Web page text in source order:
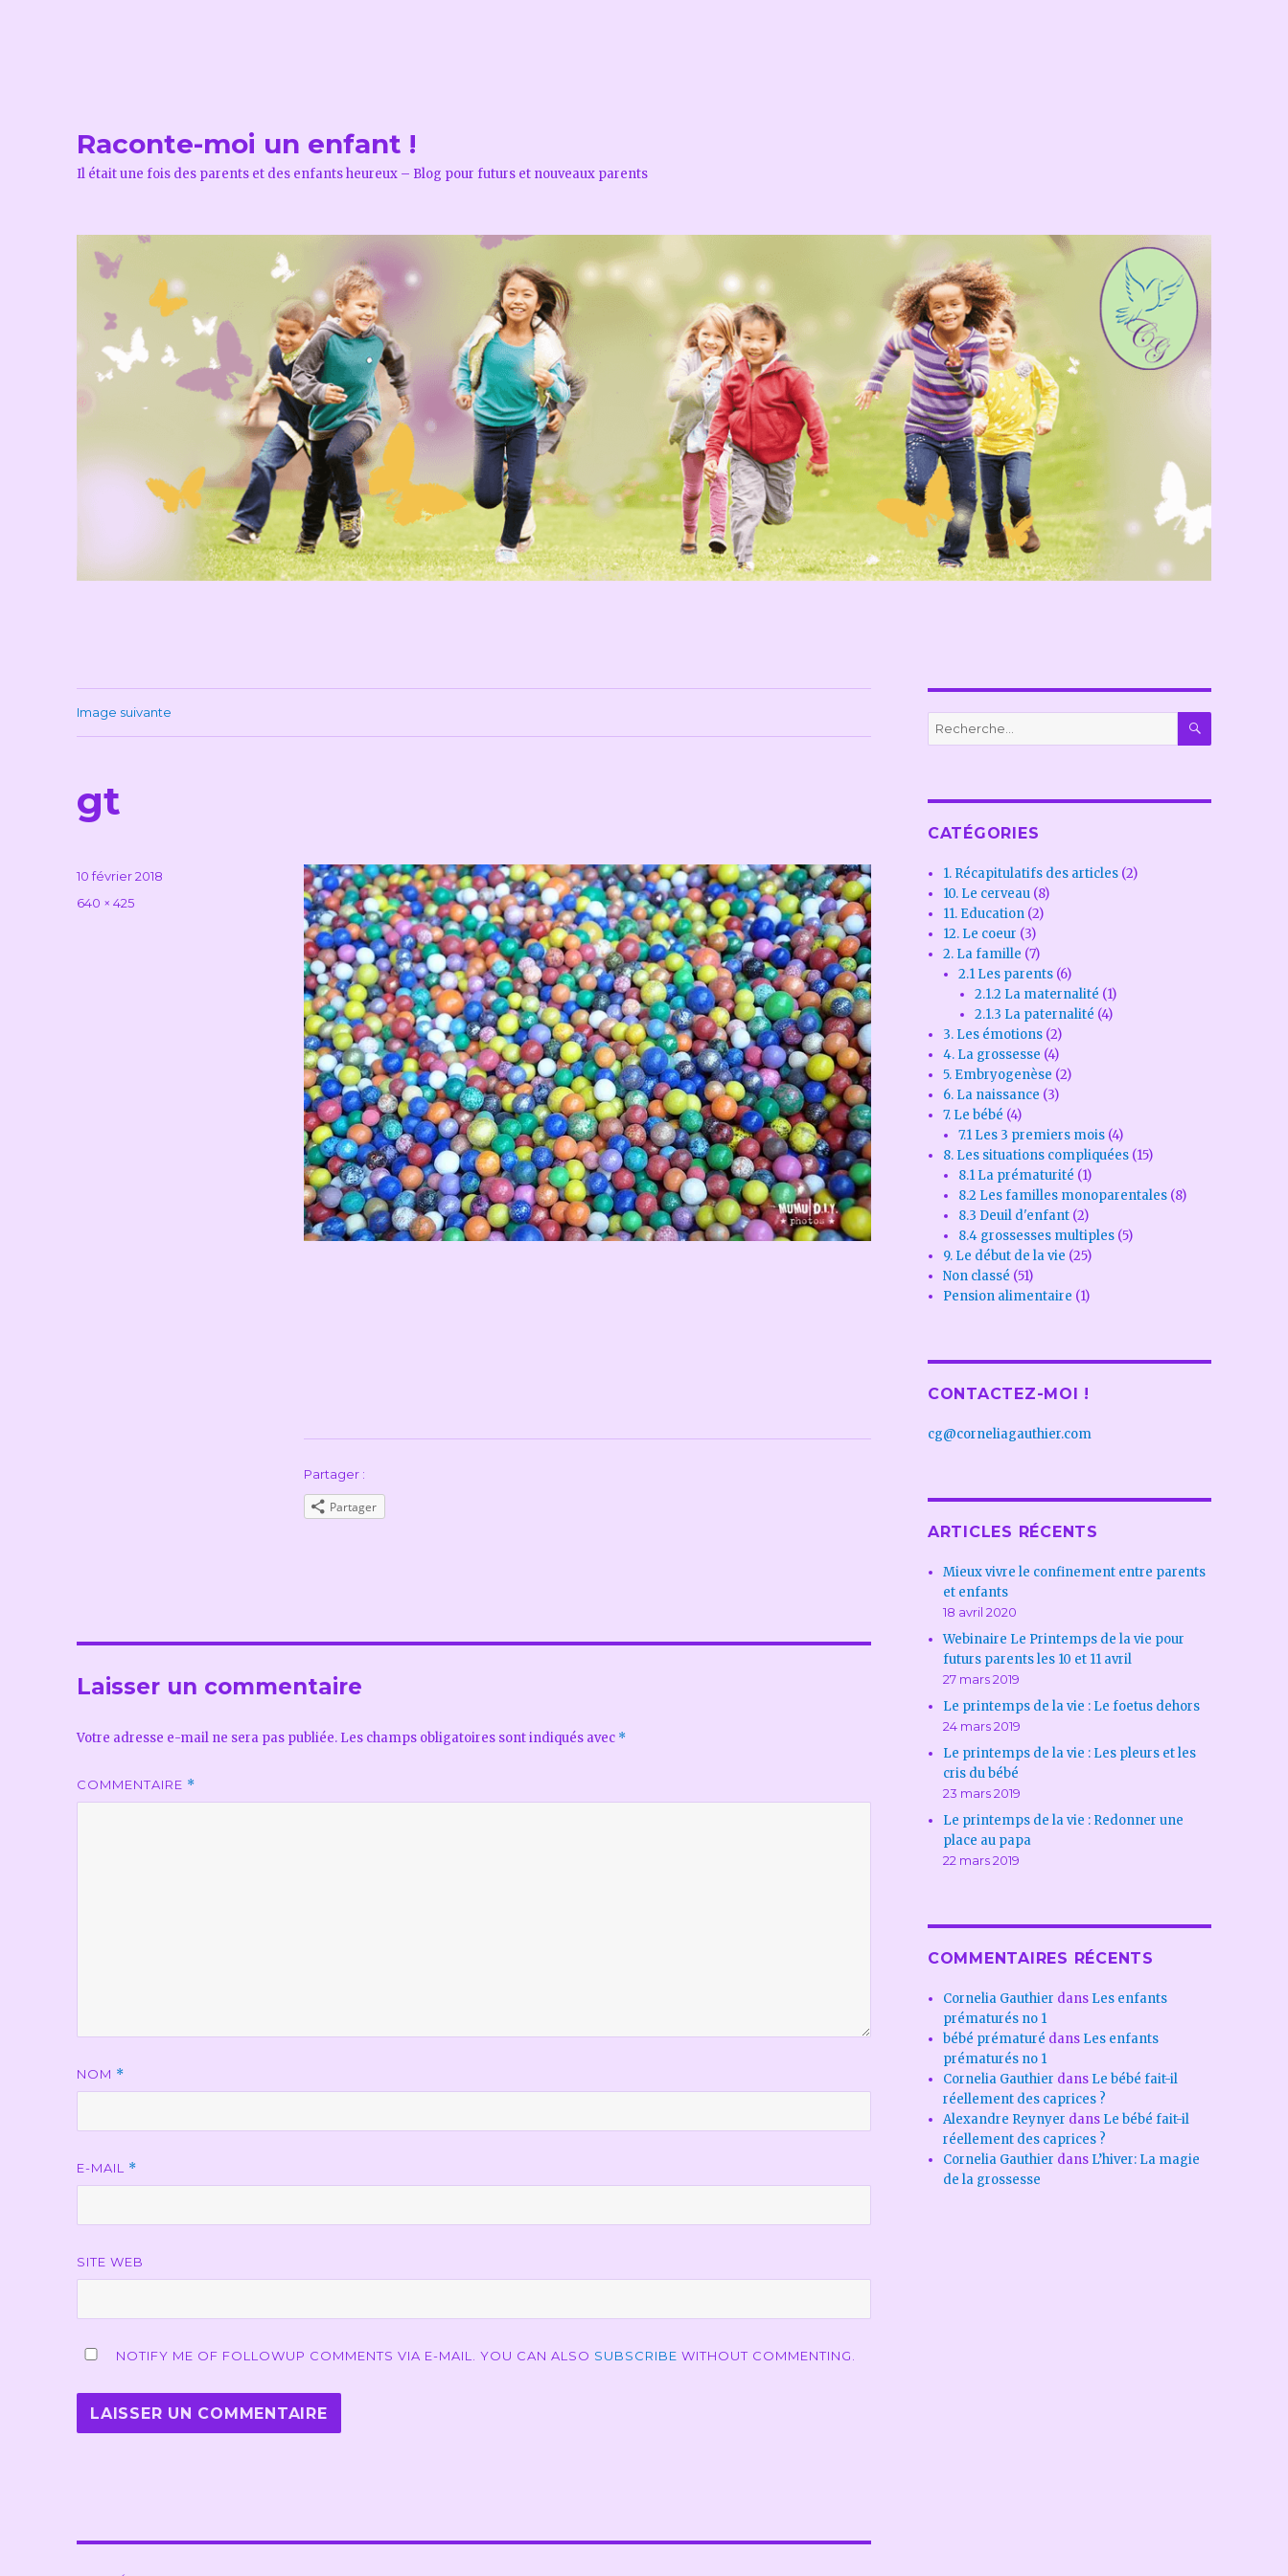
Raconte-moi un enfant !
Il était une fois des parents et des enfants heureux – Blog pour futurs et nouveaux parents
Image suivante
gt
Partager :
Partager
Publié
10 février 2018
Taille
640 × 425
Laisser un commentaire
Votre adresse e-mail ne sera pas publiée. Les champs obligatoires sont indiqués avec *
COMMENTAIRE *
NOM *
E-MAIL *
SITE WEB
NOTIFY ME OF FOLLOWUP COMMENTS VIA E-MAIL. YOU CAN ALSO SUBSCRIBE WITHOUT COMMENTING.
Recherche
pour :
CATÉGORIES
1. Récapitulatifs des articles (2)
10. Le cerveau (8)
11. Education (2)
12. Le coeur (3)
2. La famille (7)
2.1 Les parents (6)
2.1.2 La maternalité (1)
2.1.3 La paternalité (4)
3. Les émotions (2)
4. La grossesse (4)
5. Embryogenèse (2)
6. La naissance (3)
7. Le bébé (4)
7.1 Les 3 premiers mois (4)
8. Les situations compliquées (15)
8.1 La prématurité (1)
8.2 Les familles monoparentales (8)
8.3 Deuil d'enfant (2)
8.4 grossesses multiples (5)
9. Le début de la vie (25)
Non classé (51)
Pension alimentaire (1)
CONTACTEZ-MOI !
cg@corneliagauthier.com
ARTICLES RÉCENTS
Mieux vivre le confinement entre parents
et enfants
18 avril 2020
Webinaire Le Printemps de la vie pour
futurs parents les 10 et 11 avril
27 mars 2019
Le printemps de la vie : Le foetus dehors
24 mars 2019
Le printemps de la vie : Les pleurs et les
cris du bébé
23 mars 2019
Le printemps de la vie : Redonner une
place au papa
22 mars 2019
COMMENTAIRES RÉCENTS
Cornelia Gauthier dans Les enfants
prématurés no 1
bébé prématuré dans Les enfants
prématurés no 1
Cornelia Gauthier dans Le bébé fait-il
réellement des caprices ?
Alexandre Reynyer dans Le bébé fait-il
réellement des caprices ?
Cornelia Gauthier dans L’hiver: La magie
de la grossesse